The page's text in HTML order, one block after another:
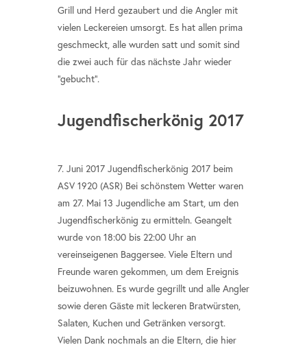
Grill und Herd gezaubert und die Angler mit
vielen Leckereien umsorgt. Es hat allen prima
geschmeckt, alle wurden satt und somit sind
die zwei auch für das nächste Jahr wieder
"gebucht".
Jugendfischerkönig 2017
7. Juni 2017 Jugendfischerkönig 2017 beim
ASV 1920 (ASR) Bei schönstem Wetter waren
am 27. Mai 13 Jugendliche am Start, um den
Jugendfischerkönig zu ermitteln. Geangelt
wurde von 18:00 bis 22:00 Uhr an
vereinseigenen Baggersee. Viele Eltern und
Freunde waren gekommen, um dem Ereignis
beizuwohnen. Es wurde gegrillt und alle Angler
sowie deren Gäste mit leckeren Bratwürsten,
Salaten, Kuchen und Getränken versorgt.
Vielen Dank nochmals an die Eltern, die hier